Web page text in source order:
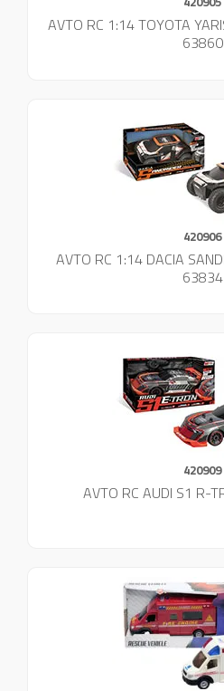
AVTO RC 1:14 TOYOTA
63860
420906
AVTO RC 1:14 DACIA
63834
420909
AVTO RC AUDI S1 R-